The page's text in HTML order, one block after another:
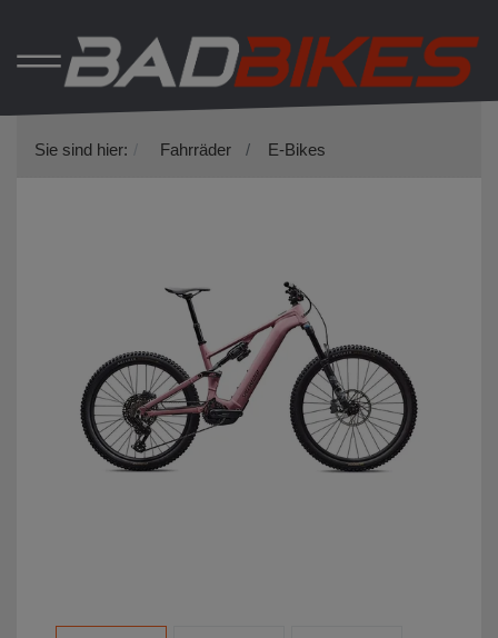
Sie sind hier: Fahrräder E-Bikes